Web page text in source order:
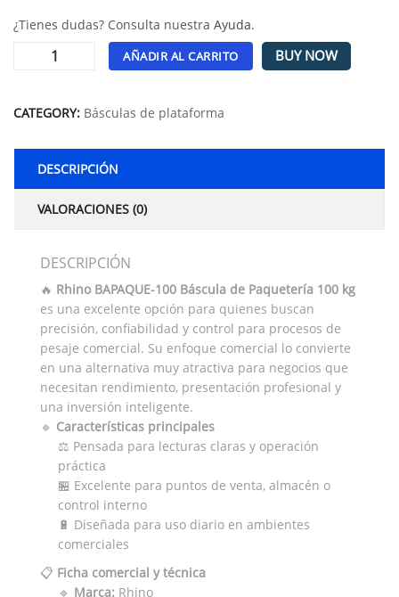
¿Tienes dudas? Consulta nuestra Ayuda.
AÑADIR AL CARRITO BUY NOW
CATEGORY: Básculas de plataforma
DESCRIPCIÓN
VALORACIONES (0)
DESCRIPCIÓN
🔥 Rhino BAPAQUE-100 Báscula de Paquetería 100 kg
es una excelente opción para quienes buscan
precisión, confiabilidad y control para procesos de
pesaje comercial. Su enfoque comercial lo convierte
en una alternativa muy atractiva para negocios que
necesitan rendimiento, presentación profesional y
una inversión inteligente.
🔹 Características principales
⚖️ Pensada para lecturas claras y operación
práctica
🏪 Excelente para puntos de venta, almacén o
control interno
🔋 Diseñada para uso diario en ambientes
comerciales
📋 Ficha comercial y técnica
🔹 Marca: Rhino